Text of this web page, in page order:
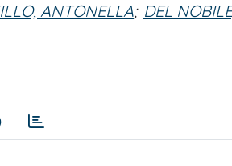
ANTONELLA; DEL